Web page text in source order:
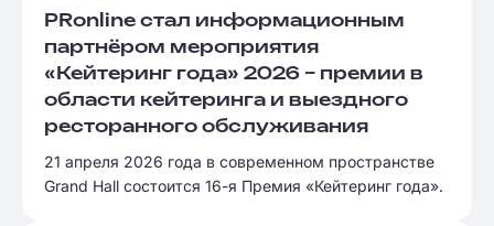
PRonline стал информационным
партнёром мероприятия
«Кейтеринг года» 2026 – премии в
области кейтеринга и выездного
ресторанного обслуживания
21 апреля 2026 года в современном пространстве
Grand Hall состоится 16-я Премия «Кейтеринг года».